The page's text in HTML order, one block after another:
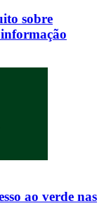
sobre
ao verde nas